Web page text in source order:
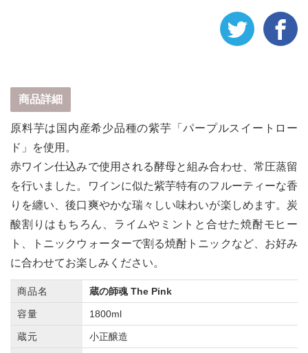
商品詳細
原料芋は国内産希少品種の紫芋「パープルスイートロー
ド」を使用。
赤ワイン仕込みで使用される酵母と組み合わせ、常圧蒸留
を行いました。ワインに似た紫芋特有のフルーティーな香
りを纏い、後口爽やかな瑞々しい味わいが楽しめます。炭
酸割りはもちろん、ライムやミントと合せた焼酎モヒー
ト、トニックウォーターで割る焼酎トニックなど、お好み
に合わせてお楽しみください。
商品名 蔵の師魂 The Pink
容量 1800ml
蔵元 小正醸造